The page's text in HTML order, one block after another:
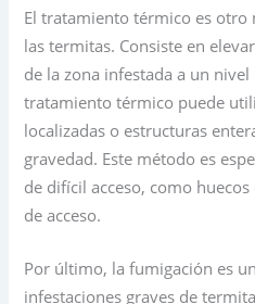
El tratamiento térmico es
las termitas. Consiste en
de la zona infestada a un
tratamiento térmico puede
localizadas o estructuras
gravedad. Este método es
de difícil acceso, como
de acceso.
Por último, la fumigación es
infestaciones graves de